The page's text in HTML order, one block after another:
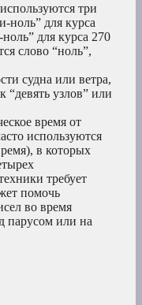
три
ноль” для курса
для курса 270
слово “ноль”,
судна или ветра,
“девять узлов” или
время от
используются
в которых
требует
помочь
во время
парусом или на